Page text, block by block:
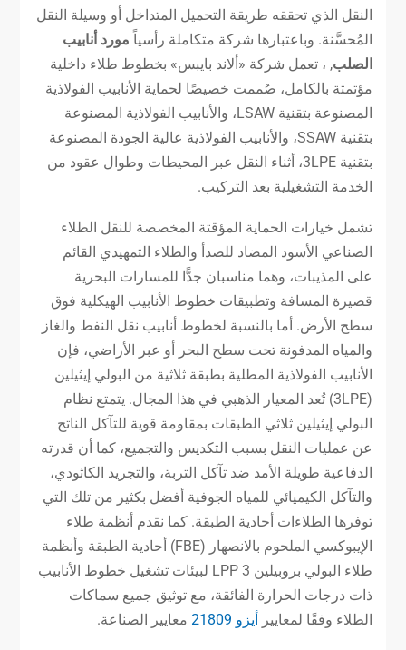
النقل الذي تحققه طريقة التحميل المتداخل أو وسيلة النقل
المُحسَّنة. وباعتبارها شركة متكاملة رأسياً مورد أنابيب
الصلب, ، تعمل شركة «ألاند بايبس» بخطوط طلاء داخلية
مؤتمتة بالكامل، صُممت خصيصًا لحماية الأنابيب الفولاذية
المصنوعة بتقنية LSAW، والأنابيب الفولاذية المصنوعة
بتقنية SSAW، والأنابيب الفولاذية عالية الجودة المصنوعة
بتقنية 3LPE، أثناء النقل عبر المحيطات وطوال عقود من
الخدمة التشغيلية بعد التركيب.
تشمل خيارات الحماية المؤقتة المخصصة للنقل الطلاء
الصناعي الأسود المضاد للصدأ والطلاء التمهيدي القائم
على المذيبات، وهما مناسبان جدًّا للمسارات البحرية
قصيرة المسافة وتطبيقات خطوط الأنابيب الهيكلية فوق
سطح الأرض. أما بالنسبة لخطوط أنابيب نقل النفط والغاز
والمياه المدفونة تحت سطح البحر أو عبر الأراضي، فإن
الأنابيب الفولاذية المطلية بطبقة ثلاثية من البولي إيثيلين
(3LPE) تُعد المعيار الذهبي في هذا المجال. يتمتع نظام
البولي إيثيلين ثلاثي الطبقات بمقاومة قوية للتآكل الناتج
عن عمليات النقل بسبب التكديس والتجميع، كما أن قدرته
الدفاعية طويلة الأمد ضد تآكل التربة، والتجريد الكاثودي،
والتآكل الكيميائي للمياه الجوفية أفضل بكثير من تلك التي
توفرها الطلاءات أحادية الطبقة. كما نقدم أنظمة طلاء
الإيبوكسي الملحوم بالانصهار (FBE) أحادية الطبقة وأنظمة
طلاء البولي بروبيلين 3 LPP لبيئات تشغيل خطوط الأنابيب
ذات درجات الحرارة الفائقة، مع توثيق جميع سماكات
الطلاء وفقًا لمعايير
أيزو 21809 معايير الصناعة.